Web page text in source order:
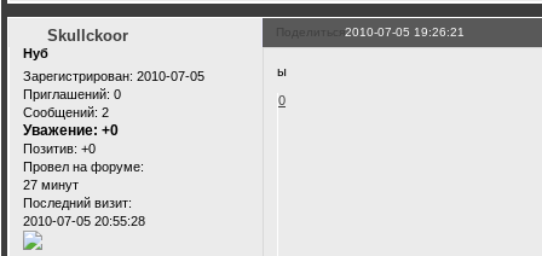
Поделиться2010-07-05 19:26:21
Skullckoor
Нуб
Зарегистрирован: 2010-07-05
Приглашений: 0
Сообщений: 2
Уважение: +0
Позитив: +0
Провел на форуме:
27 минут
Последний визит:
2010-07-05 20:55:28
ы
0